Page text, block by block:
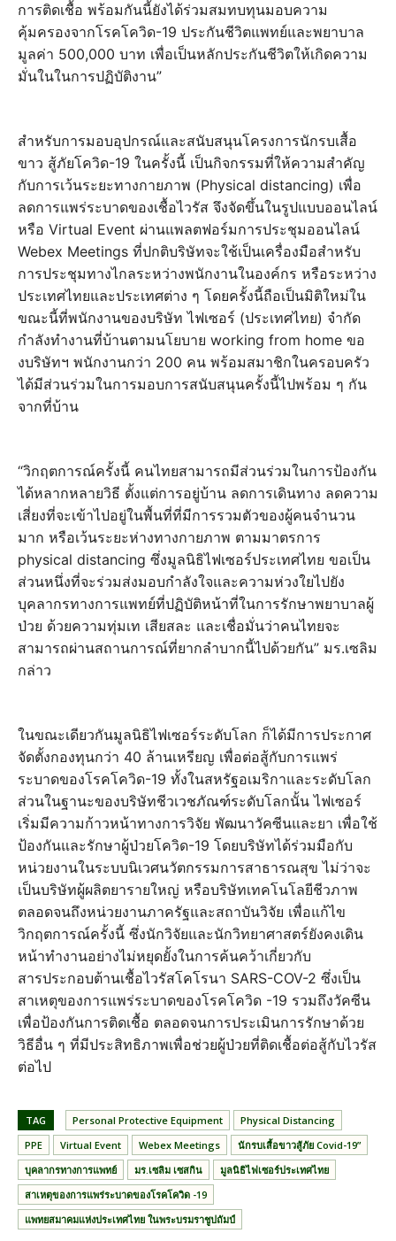
การติดเชื้อ พร้อมกันนี้ยังได้ร่วมสมทบทุนมอบความ
คุ้มครองจากโรคโควิด-19 ประกันชีวิตแพทย์และพยาบาล
มูลค่า 500,000 บาท เพื่อเป็นหลักประกันชีวิตให้เกิดความ
มั่นในในการปฏิบัติงาน”
สำหรับการมอบอุปกรณ์และสนับสนุนโครงการนักรบเสื้อ
ขาว สู้ภัยโควิด-19 ในครั้งนี้ เป็นกิจกรรมที่ให้ความสำคัญ
กับการเว้นระยะทางกายภาพ (Physical distancing) เพื่อ
ลดการแพร่ระบาดของเชื้อไวรัส จึงจัดขึ้นในรูปแบบออนไลน์
หรือ Virtual Event ผ่านแพลตฟอร์มการประชุมออนไลน์
Webex Meetings ที่ปกติบริษัทจะใช้เป็นเครื่องมือสำหรับ
การประชุมทางไกลระหว่างพนักงานในองค์กร หรือระหว่าง
ประเทศไทยและประเทศต่าง ๆ โดยครั้งนี้ถือเป็นมิติใหม่ใน
ขณะนี้ที่พนักงานของบริษัท ไฟเซอร์ (ประเทศไทย) จำกัด
กำลังทำงานที่บ้านตามนโยบาย working from home ขอ
งบริษัทฯ พนักงานกว่า 200 คน พร้อมสมาชิกในครอบครัว
ได้มีส่วนร่วมในการมอบการสนับสนุนครั้งนี้ไปพร้อม ๆ กัน
จากที่บ้าน
“วิกฤตการณ์ครั้งนี้ คนไทยสามารถมีส่วนร่วมในการป้องกัน
ได้หลากหลายวิธี ตั้งแต่การอยู่บ้าน ลดการเดินทาง ลดความ
เสี่ยงที่จะเข้าไปอยู่ในพื้นที่ที่มีการรวมตัวของผู้คนจำนวน
มาก หรือเว้นระยะห่างทางกายภาพ ตามมาตรการ
physical distancing ซึ่งมูลนิธิไฟเซอร์ประเทศไทย ขอเป็น
ส่วนหนึ่งที่จะร่วมส่งมอบกำลังใจและความห่วงใยไปยัง
บุคลากรทางการแพทย์ที่ปฏิบัติหน้าที่ในการรักษาพยาบาลผู้
ป่วย ด้วยความทุ่มเท เสียสละ และเชื่อมั่นว่าคนไทยจะ
สามารถผ่านสถานการณ์ที่ยากลำบากนี้ไปด้วยกัน” มร.เซลิม
กล่าว
ในขณะเดียวกันมูลนิธิไฟเซอร์ระดับโลก ก็ได้มีการประกาศ
จัดตั้งกองทุนกว่า 40 ล้านเหรียญ เพื่อต่อสู้กับการแพร่
ระบาดของโรคโควิด-19 ทั้งในสหรัฐอเมริกาและระดับโลก
ส่วนในฐานะของบริษัทชีวเวชภัณฑ์ระดับโลกนั้น ไฟเซอร์
เริ่มมีความก้าวหน้าทางการวิจัย พัฒนาวัคซีนและยา เพื่อใช้
ป้องกันและรักษาผู้ป่วยโควิด-19 โดยบริษัทได้ร่วมมือกับ
หน่วยงานในระบบนิเวศนวัตกรรมการสาธารณสุข ไม่ว่าจะ
เป็นบริษัทผู้ผลิตยารายใหญ่ หรือบริษัทเทคโนโลยีชีวภาพ
ตลอดจนถึงหน่วยงานภาครัฐและสถาบันวิจัย เพื่อแก้ไข
วิกฤตการณ์ครั้งนี้ ซึ่งนักวิจัยและนักวิทยาศาสตร์ยังคงเดิน
หน้าทำงานอย่างไม่หยุดยั้งในการค้นคว้าเกี่ยวกับ
สารประกอบต้านเชื้อไวรัสโคโรนา SARS-COV-2 ซึ่งเป็น
สาเหตุของการแพร่ระบาดของโรคโควิด -19 รวมถึงวัคซีน
เพื่อป้องกันการติดเชื้อ ตลอดจนการประเมินการรักษาด้วย
วิธีอื่น ๆ ที่มีประสิทธิภาพเพื่อช่วยผู้ป่วยที่ติดเชื้อต่อสู้กับไวรัส
ต่อไป
TAG Personal Protective Equipment
Physical Distancing
PPE
Virtual Event Webex Meetings
นักรบเสื้อขาวสู้ภัย Covid-19”
บุคลากรทางการแพทย์
มร.เซลิม เซสกิน
มูลนิธิไฟเซอร์ประเทศไทย
สาเหตุของการแพร่ระบาดของโรคโควิด -19
แพทยสมาคมแห่งประเทศไทย ในพระบรมราชูปถัมป์